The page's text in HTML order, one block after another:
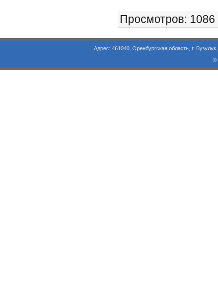
Просмотров:
Адрес: 461040, Оренбургская область, г. Бузулук, ул.
©